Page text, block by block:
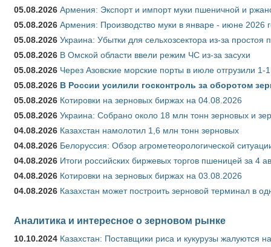
05.08.2026 Армения: Экспорт и импорт муки пшеничной и
05.08.2026 Армения: Производство муки в январе - июне 2026
05.08.2026 Украина: Убытки для сельхозсектора из-за простоя
05.08.2026 В Омской области ввели режим ЧС из-за засухи
05.08.2026 Через Азовские морские порты в июле отгрузили
05.08.2026 В России усилили госконтроль за оборотом
05.08.2026 Котировки на зерновых биржах на 04.08.2026
05.08.2026 Украина: Собрано около 18 млн тонн зерновых и
04.08.2026 Казахстан намолотил 1,6 млн тонн зерновых
04.08.2026 Белоруссия: Обзор агрометеорологической
04.08.2026 Итоги российских биржевых торгов пшеницей за 4
04.08.2026 Котировки на зерновых биржах на 03.08.2026
04.08.2026 Казахстан может построить зерновой терминал в
Аналитика и интересное о зерновом рынке
10.10.2024 Казахстан: Поставщики риса и кукурузы жалуются